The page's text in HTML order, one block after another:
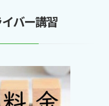
バー講習